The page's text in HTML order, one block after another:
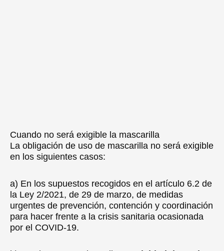
Cuando no será exigible la mascarilla
La obligación de uso de mascarilla no será exigible
en los siguientes casos:
a) En los supuestos recogidos en el artículo 6.2 de
la Ley 2/2021, de 29 de marzo, de medidas
urgentes de prevención, contención y coordinación
para hacer frente a la crisis sanitaria ocasionada
por el COVID-19.